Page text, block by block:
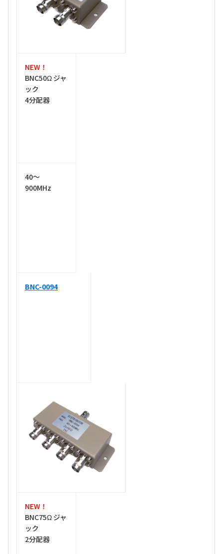
NEW！
BNC50Ω ジャ
ック
4分配器
40～
900MHz
BNC-0094
NEW！
BNC75Ω ジャ
ック
2分配器